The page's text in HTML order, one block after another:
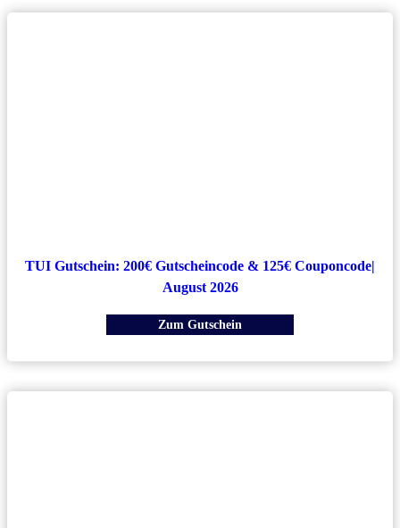
TUI Gutschein: 200€ Gutscheincode & 125€ Couponcode|
August 2026
Zum Gutschein